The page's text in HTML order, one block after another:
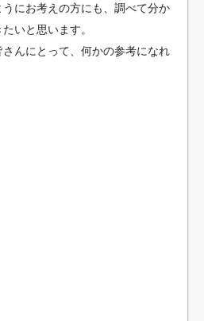
にお考えの方にも、調べて分か
いと思います。
んにとって、何かの参考になれ